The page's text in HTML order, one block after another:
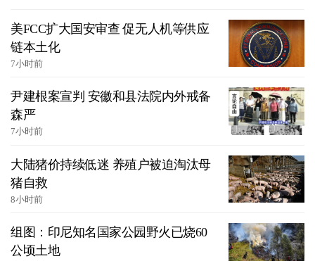
美FCC扩大国安审查 促无人机等供应
链本土化
7小时前
尹建根案宣判 安徽和县法院内外戒备
森严
7小时前
大陆猪价持续低迷 养殖户被迫淘汰母
猪自救
8小时前
组图：印尼知名国家公园野火已烧60
公顷土地